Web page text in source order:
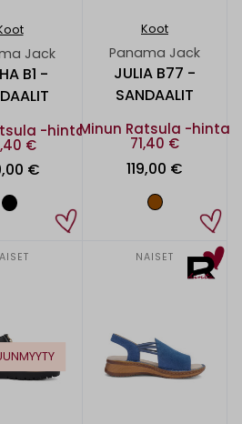
Jack
B1 -
-hinta
€
€
Koot
Panama Jack
JULIA B77 -
SANDAALIT
Minun Ratsula -hinta
71,40 €
119,00 €
NAISET